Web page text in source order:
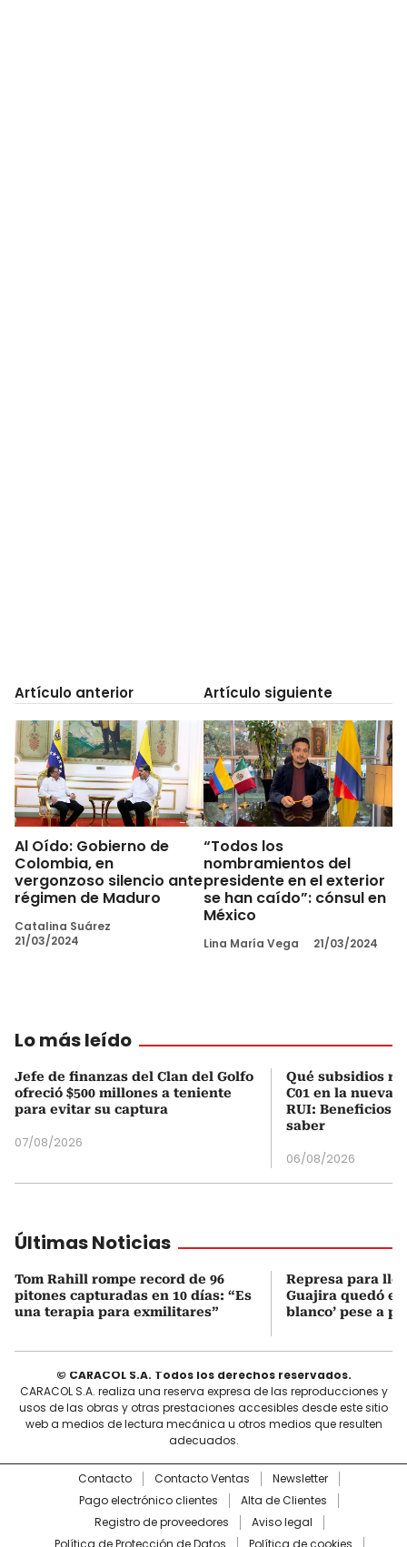
Artículo anterior
Al Oído: Gobierno de
Colombia, en
vergonzoso silencio ante
régimen de Maduro
Catalina Suárez
21/03/2024
Artículo siguiente
“Todos los
nombramientos del
presidente en el exterior
se han caído”: cónsul en
México
Lina María Vega 21/03/2024
Lo más leído
Jefe de finanzas del Clan del Golfo
ofreció $500 millones a teniente
para evitar su captura
07/08/2026
Qué subsidios
C01 en la nueva
RUI: Beneficios
saber
06/08/2026
Últimas Noticias
Tom Rahill rompe record de 96
pitones capturadas en 10 días: “Es
una terapia para exmilitares”
Represa para
Guajira quedó en
blanco’ pese a
© CARACOL S.A. Todos los derechos reservados.
CARACOL S.A. realiza una reserva expresa de las reproducciones y
usos de las obras y otras prestaciones accesibles desde este sitio
web a medios de lectura mecánica u otros medios que resulten
adecuados.
Contacto Contacto Ventas
Newsletter
Pago electrónico clientes
Alta de Clientes
Registro de proveedores
Aviso legal
Política de Protección de Datos
Política de cookies